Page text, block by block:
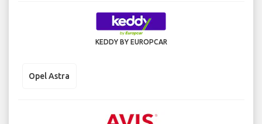
KEDDY BY EUROPCAR
Opel Astra